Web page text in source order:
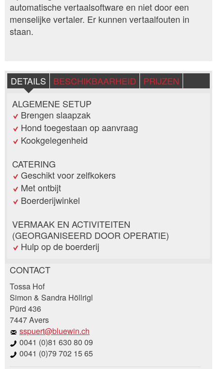
automatische vertaalsoftware en niet door een
menselijke vertaler. Er kunnen vertaalfouten in
staan.
DETAILS BESCHIKBAARHEID
PRIJZEN
ALGEMENE SETUP
Brengen slaapzak
Hond toegestaan op aanvraag
Kookgelegenheid
CATERING
Geschikt voor zelfkokers
Met ontbijt
Boerderijwinkel
VERMAAK EN ACTIVITEITEN
(GEORGANISEERD DOOR OPERATIE)
Hulp op de boerderij
Post afkeuren
Uw feedback wordt zeer gewaardeerd!
Algemene feedback
Vermelding niet langer geldig
Onvolledige vermelding
Beveel deze advertentie aan bij vrienden.
CONTACT
Tossa Hof
Simon & Sandra Höllrigl
Pürd 436
7447 Avers
sspuert@bluewin.ch
0041 (0)81 630 80 09
0041 (0)79 702 15 65